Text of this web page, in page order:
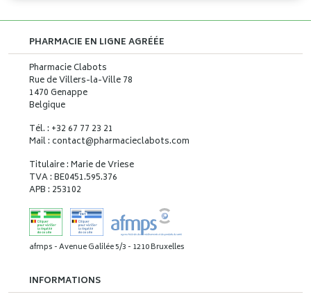
PHARMACIE EN LIGNE AGRÉÉE
Pharmacie Clabots
Rue de Villers-la-Ville 78
1470 Genappe
Belgique
Tél. : +32 67 77 23 21
Mail : contact@pharmacieclabots.com
Titulaire : Marie de Vriese
TVA : BE0451.595.376
APB : 253102
afmps - Avenue Galilée 5/3 - 1210 Bruxelles
INFORMATIONS